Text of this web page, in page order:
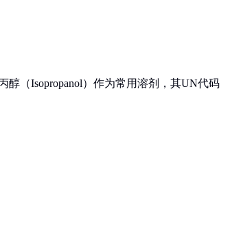
（Isopropanol）作为常用溶剂，其UN代码